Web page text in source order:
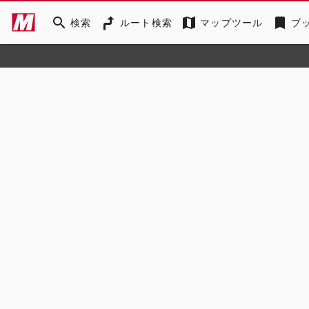
search 検索 ルート検索 map マップツール bookmark ブ